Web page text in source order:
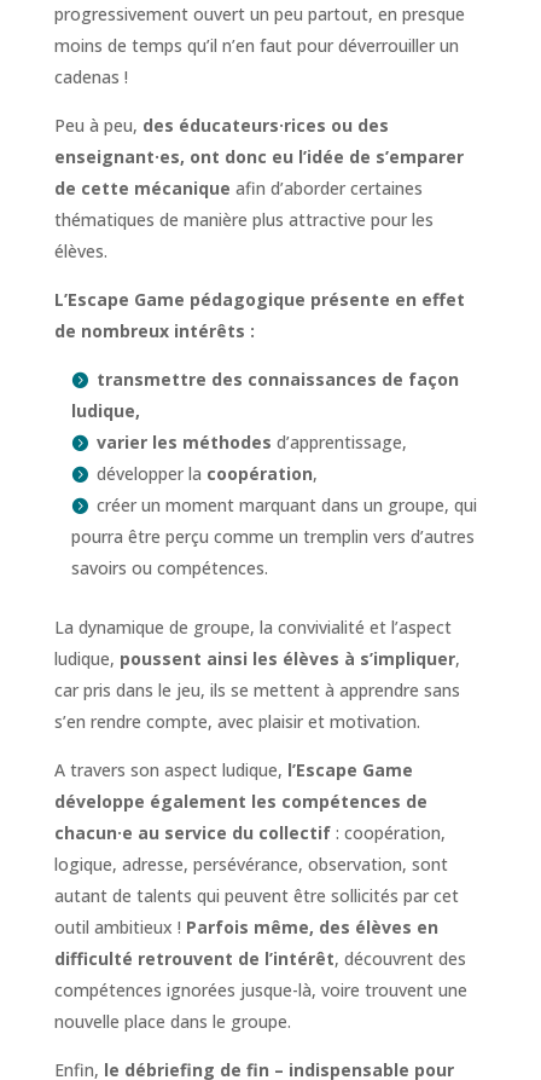
progressivement ouvert un peu partout, en presque
moins de temps qu’il n’en faut pour déverrouiller un
cadenas !
Peu à peu, des éducateurs·rices ou des
enseignant·es, ont donc eu l’idée de s’emparer
de cette mécanique afin d’aborder certaines
thématiques de manière plus attractive pour les
élèves.
L’Escape Game pédagogique présente en effet
de nombreux intérêts :
transmettre des connaissances de façon
ludique,
varier les méthodes d’apprentissage,
développer la coopération,
créer un moment marquant dans un groupe, qui
pourra être perçu comme un tremplin vers d’autres
savoirs ou compétences.
La dynamique de groupe, la convivialité et l’aspect
ludique, poussent ainsi les élèves à s’impliquer,
car pris dans le jeu, ils se mettent à apprendre sans
s’en rendre compte, avec plaisir et motivation.
A travers son aspect ludique, l’Escape Game
développe également les compétences de
chacun·e au service du collectif: coopération,
logique, adresse, persévérance, observation, sont
autant de talents qui peuvent être sollicités par cet
outil ambitieux ! Parfois même, des élèves en
difficulté retrouvent de l’intérêt, découvrent des
compétences ignorées jusque-là, voire trouvent une
nouvelle place dans le groupe.
Enfin, le débriefing de fin – indispensable pour